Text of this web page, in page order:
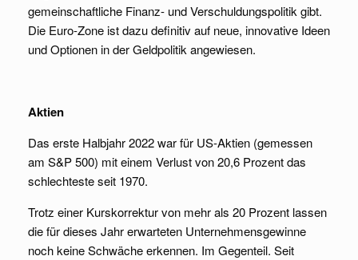
gemeinschaftliche Finanz- und Verschuldungspolitik gibt.
Die Euro-Zone ist dazu definitiv auf neue, innovative Ideen
und Optionen in der Geldpolitik angewiesen.
Aktien
Das erste Halbjahr 2022 war für US-Aktien (gemessen
am S&P 500) mit einem Verlust von 20,6 Prozent das
schlechteste seit 1970.
Trotz einer Kurskorrektur von mehr als 20 Prozent lassen
die für dieses Jahr erwarteten Unternehmensgewinne
noch keine Schwäche erkennen. Im Gegenteil. Seit